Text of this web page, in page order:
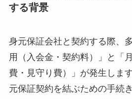
する背景
身元保証会社と契約する際、
用（入会金・契約料）」と「
費・見守り費）」が発生しま
元保証契約を結ぶための手続